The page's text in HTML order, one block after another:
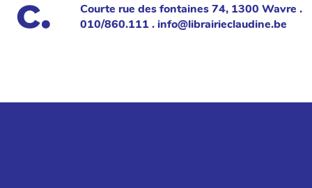
Courte rue des fontaines 74, 1300 Wavre .
010/860.111 . info@librairieclaudine.be